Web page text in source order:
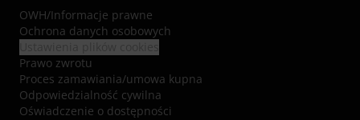
OWH/Informacje prawne
Ochrona danych osobowych
Prawo zwrotu
Proces zamawiania/umowa kupna
Odpowiedzialność cywilna
Oświadczenie o dostępności